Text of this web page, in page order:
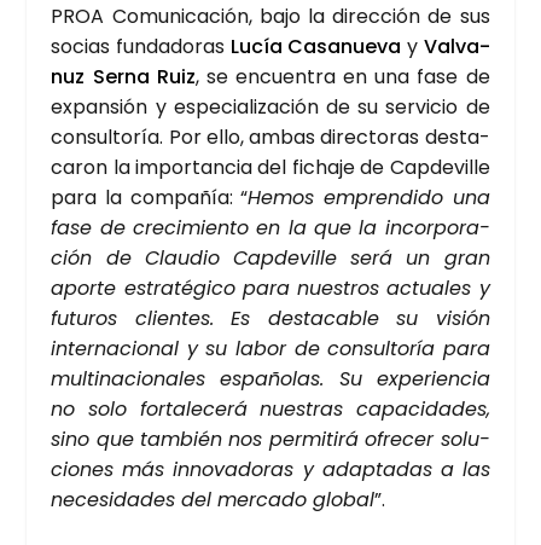
PROA Comu­ni­ca­ción, bajo la direc­ción de sus
socias fun­da­do­ras Lucía Casa­nue­va y Val­va­
nuz Ser­na Ruiz, se encuen­tra en una fase de
expan­sión y espe­cia­li­za­ción de su ser­vi­cio de
con­sul­to­ría. Por ello, ambas direc­to­ras des­ta­
ca­ron la impor­tan­cia del ficha­je de Cap­de­vi­lle
para la com­pa­ñía: “Hemos empren­di­do una
fase de cre­ci­mien­to en la que la incor­po­ra­
ción de Clau­dio Cap­de­vi­lle será un gran
apor­te estra­té­gi­co para nues­tros actua­les y
futu­ros clien­tes. Es des­ta­ca­ble su visión
inter­na­cio­nal y su labor de con­sul­to­ría para
mul­ti­na­cio­na­les espa­ño­las. Su expe­rien­cia
no solo for­ta­le­ce­rá nues­tras capa­ci­da­des,
sino que tam­bién nos per­mi­ti­rá ofre­cer solu­
cio­nes más inno­va­do­ras y adap­ta­das a las
nece­si­da­des del mer­ca­do glo­bal”.